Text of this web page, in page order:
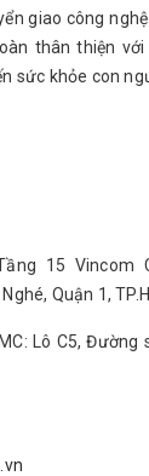
giao công
thân thiện
sức khỏe con
15 Vincom
Quận 1,
Lô C5, Đường